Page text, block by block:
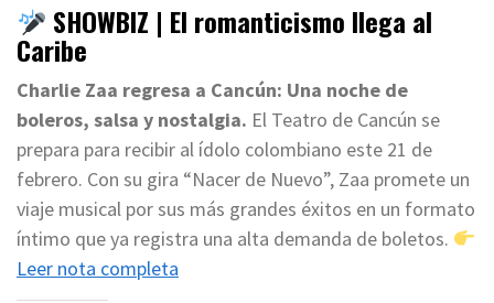
SHOWBIZ | El romanticismo llega al
Caribe
Charlie Zaa regresa a Cancún: Una noche de
boleros, salsa y nostalgia. El Teatro de Cancún se
prepara para recibir al ídolo colombiano este 21 de
febrero. Con su gira “Nacer de Nuevo”, Zaa promete un
viaje musical por sus más grandes éxitos en un formato
íntimo que ya registra una alta demanda de boletos.
Leer nota completa